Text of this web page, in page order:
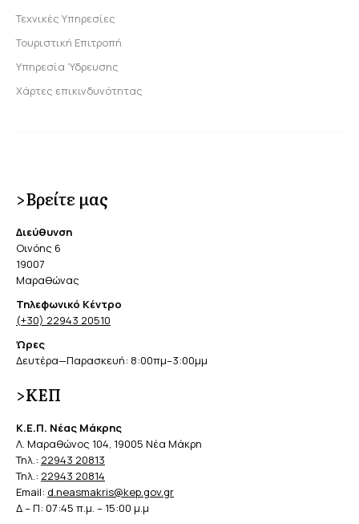
Τεχνικές Υπηρεσίες
Τουριστική Επιτροπή
Υπηρεσία Ύδρευσης
Χάρτες επικινδυνότητας
>Βρείτε μας
Διεύθυνση
Οινόης 6
19007
Μαραθώνας
Τηλεφωνικό Κέντρο
(+30) 22943 20510
Ώρες
Δευτέρα—Παρασκευή: 8:00πμ–3:00μμ
>ΚΕΠ
Κ.Ε.Π. Νέας Μάκρης
Λ. Μαραθώνος 104, 19005 Νέα Μάκρη
Τηλ.: 22943 20813
Τηλ.: 22943 20814
Email: d.neasmakris@kep.gov.gr
Δ – Π: 07:45 π.μ. – 15:00 μ.μ